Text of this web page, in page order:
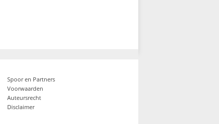
Spoor en Partners
Voorwaarden
Auteursrecht
Disclaimer